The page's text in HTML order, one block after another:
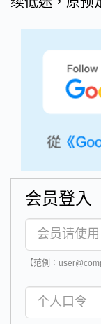
会员登入
【范例：